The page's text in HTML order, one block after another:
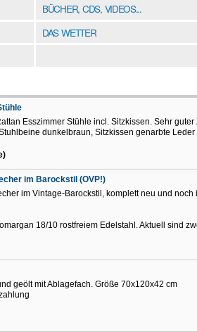
BÜCHER, CDS, VIDEOS...
DAS WETTER
Esszimmer Stühle incl. Sitzkissen. Sehr guter
dunkelbraun, Sitzkissen genarbte
im Barockstil (OVP!)
im Vintage-Barockstil, komplett neu und noch
18/10 rostfreiem Edelstahl. Aktuell sind
geölt mit Ablagefach. Größe 70x120x42 cm